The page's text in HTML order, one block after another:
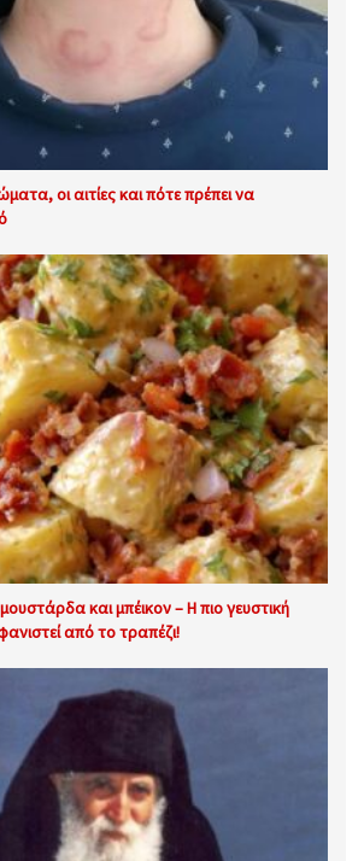
οι αιτίες και πότε πρέπει να
και μπέικον – Η πιο γευστική
από το τραπέζι!